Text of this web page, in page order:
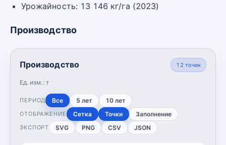
Урожайность: 13 146 кг/га (2023)
Производство
Производство
Ед. изм.: т
12 точек
ПЕРИОД Все 5 лет 10 лет
ОТОБРАЖЕНИЕ Сетка Точки Заполнение
ЭКСПОРТ SVG PNG CSV JSON